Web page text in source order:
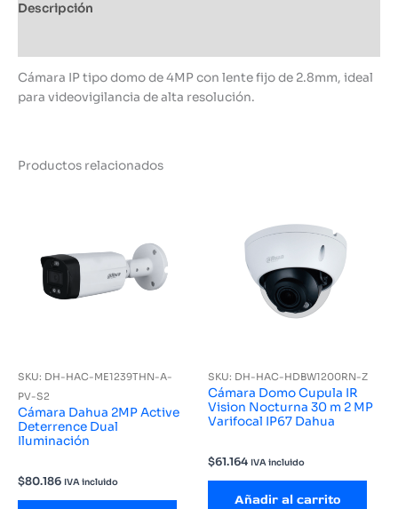
Descripción
Cámara IP tipo domo de 4MP con lente fijo de 2.8mm, ideal
para videovigilancia de alta resolución.
Productos relacionados
SKU: DH-HAC-ME1239THN-A-
PV-S2
Cámara Dahua 2MP Active
Deterrence Dual
Iluminación
$80.186 IVA incluido
SKU: DH-HAC-HDBW1200RN-Z
Cámara Domo Cupula IR
Vision Nocturna 30 m 2 MP
Varifocal IP67 Dahua
$61.164 IVA incluido
Añadir al carrito